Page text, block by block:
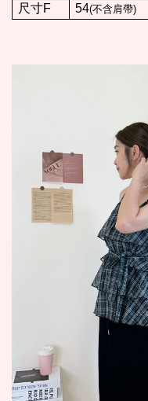
尺寸F
54(不含肩帶)